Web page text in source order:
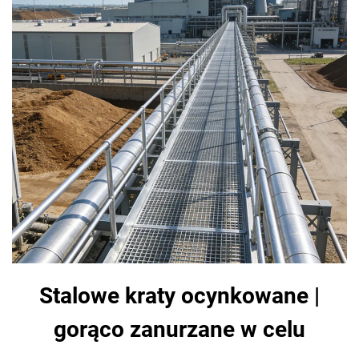
Stalowe kraty ocynkowane |
gorąco zanurzane w celu